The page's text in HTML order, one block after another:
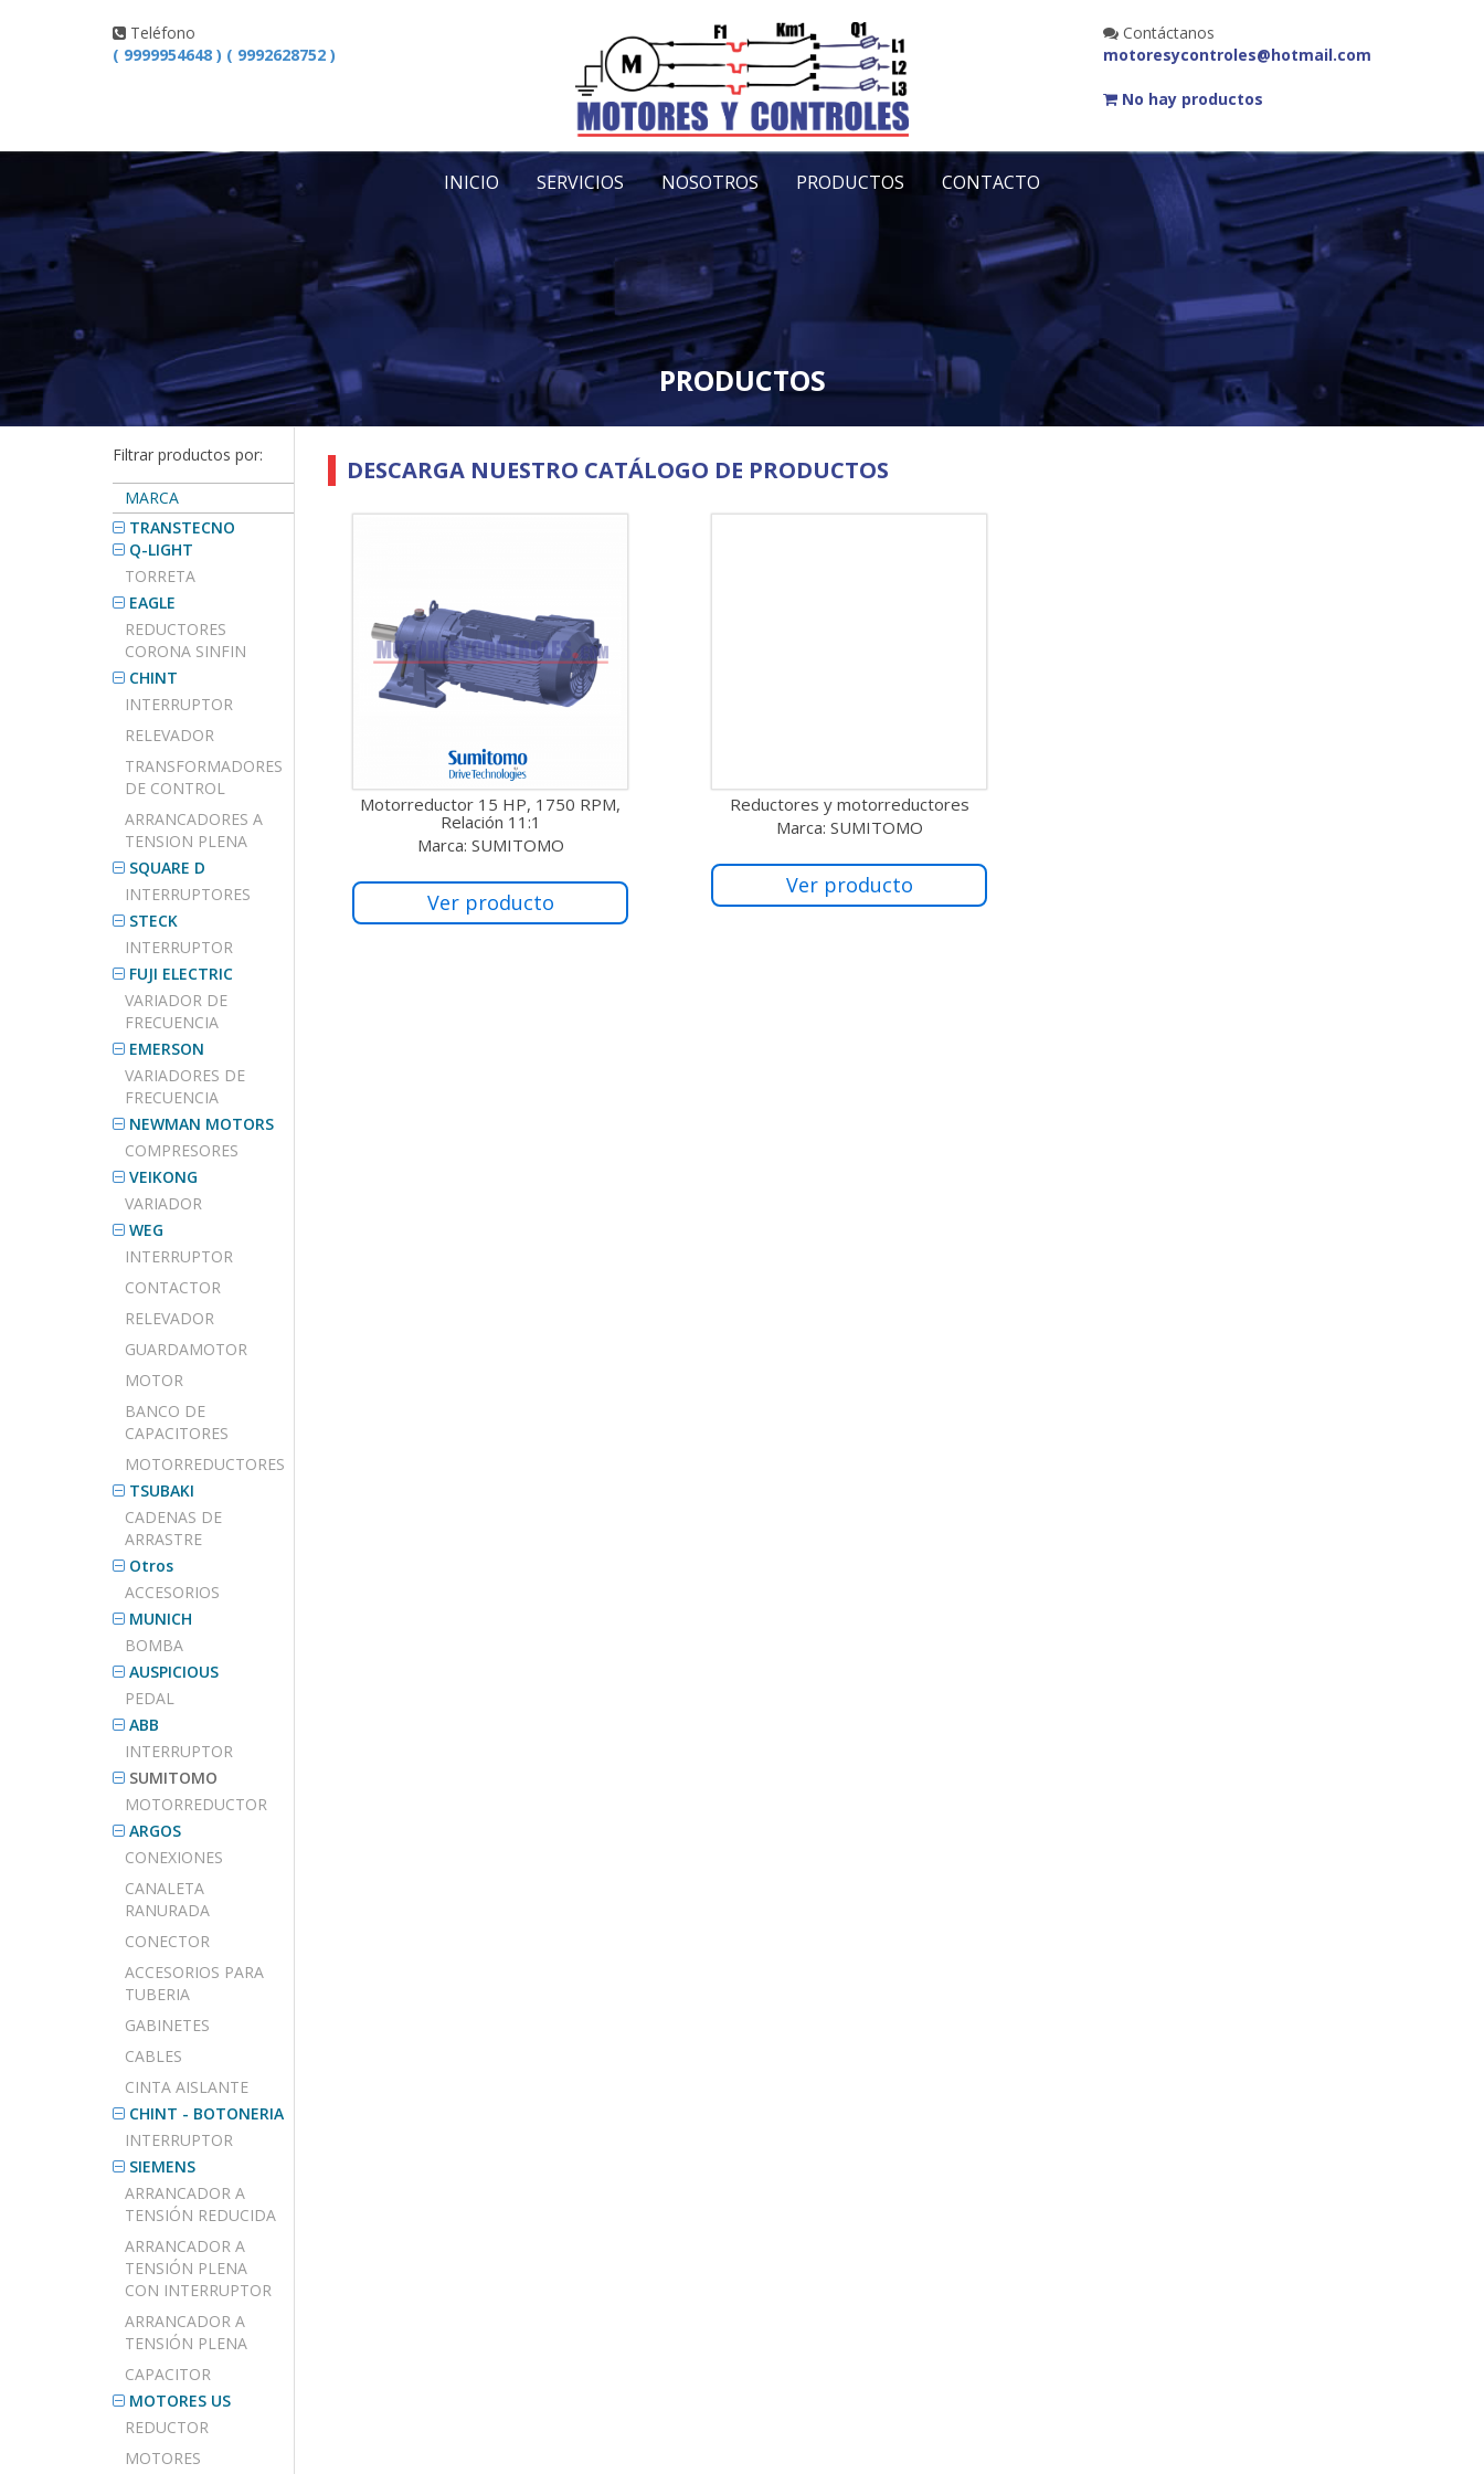
Teléfono
( 9999954648 ) ( 9992628752 )
Contáctanos
motoresycontroles@hotmail.com
No hay productos
INICIO SERVICIOS NOSOTROS PRODUCTOS CONTACTO
PRODUCTOS
Filtrar productos por:
MARCA
TRANSTECNO
Q-LIGHT
TORRETA
EAGLE
REDUCTORES
CORONA SINFIN
CHINT
INTERRUPTOR
RELEVADOR
TRANSFORMADORES
DE CONTROL
ARRANCADORES A
TENSION PLENA
SQUARE D
INTERRUPTORES
STECK
INTERRUPTOR
FUJI ELECTRIC
VARIADOR DE
FRECUENCIA
EMERSON
VARIADORES DE
FRECUENCIA
NEWMAN MOTORS
COMPRESORES
VEIKONG
VARIADOR
WEG
INTERRUPTOR
CONTACTOR
RELEVADOR
GUARDAMOTOR
MOTOR
BANCO DE
CAPACITORES
MOTORREDUCTORES
TSUBAKI
CADENAS DE
ARRASTRE
Otros
ACCESORIOS
MUNICH
BOMBA
AUSPICIOUS
PEDAL
ABB
INTERRUPTOR
SUMITOMO
MOTORREDUCTOR
ARGOS
CONEXIONES
CANALETA
RANURADA
CONECTOR
ACCESORIOS PARA
TUBERIA
GABINETES
CABLES
CINTA AISLANTE
CHINT - BOTONERIA
INTERRUPTOR
SIEMENS
ARRANCADOR A
TENSIÓN REDUCIDA
ARRANCADOR A
TENSIÓN PLENA
CON INTERRUPTOR
ARRANCADOR A
TENSIÓN PLENA
CAPACITOR
MOTORES US
REDUCTOR
MOTORES
DESCARGA NUESTRO CATÁLOGO DE PRODUCTOS
Motorreductor 15 HP, 1750 RPM,
Relación 11:1
Marca: SUMITOMO
Ver producto
Reductores y motorreductores
Marca: SUMITOMO
Ver producto